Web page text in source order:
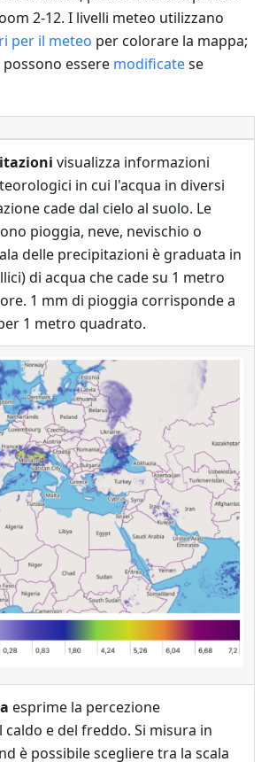
2-12. I livelli meteo utilizzano
per il meteo per colorare la mappa;
essere modificatese
visualizza informazioni
in cui l'acqua in diversi
cade dal cielo al suolo. Le
pioggia, neve, nevischio o
delle precipitazioni è graduata in
di acqua che cade su 1 metro
1 mm di pioggia corrisponde a
1 metro quadrato.
esprime la percezione
e del freddo. Si misura in
è possibile scegliere tra la scala